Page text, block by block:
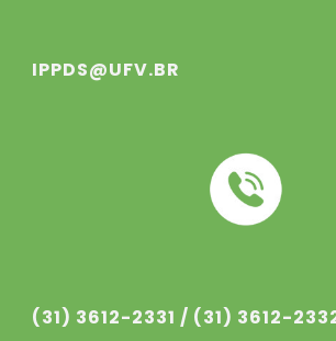
IPPDS@UFV.BR
(31) 3612-2331 / (31) 3612-233